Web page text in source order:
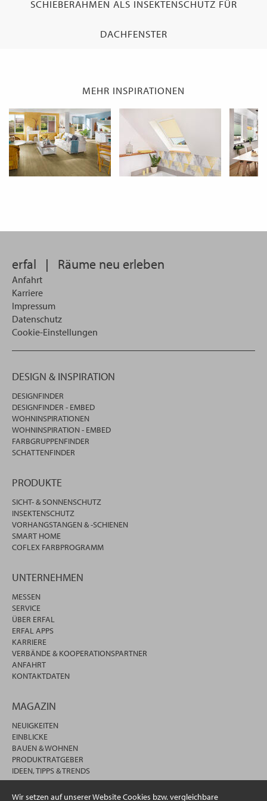
Wir setzen auf unserer Website Cookies bzw. vergleichbare
WECHSELN
SCHIEBERAHMEN ALS INSEKTENSCHUTZ FÜR
DACHFENSTER
MEHR INSPIRATIONEN
erfal | Räume neu erleben
Anfahrt
Karriere
Impressum
Datenschutz
Cookie-Einstellungen
DESIGN & INSPIRATION
DESIGNFINDER
DESIGNFINDER - EMBED
WOHNINSPIRATIONEN
WOHNINSPIRATION - EMBED
FARBGRUPPENFINDER
SCHATTENFINDER
PRODUKTE
SICHT- & SONNENSCHUTZ
INSEKTENSCHUTZ
VORHANGSTANGEN & -SCHIENEN
SMART HOME
COFLEX FARBPROGRAMM
UNTERNEHMEN
MESSEN
SERVICE
ÜBER ERFAL
ERFAL APPS
KARRIERE
VERBÄNDE & KOOPERATIONSPARTNER
ANFAHRT
KONTAKTDATEN
MAGAZIN
NEUIGKEITEN
EINBLICKE
BAUEN & WOHNEN
PRODUKTRATGEBER
IDEEN, TIPPS & TRENDS